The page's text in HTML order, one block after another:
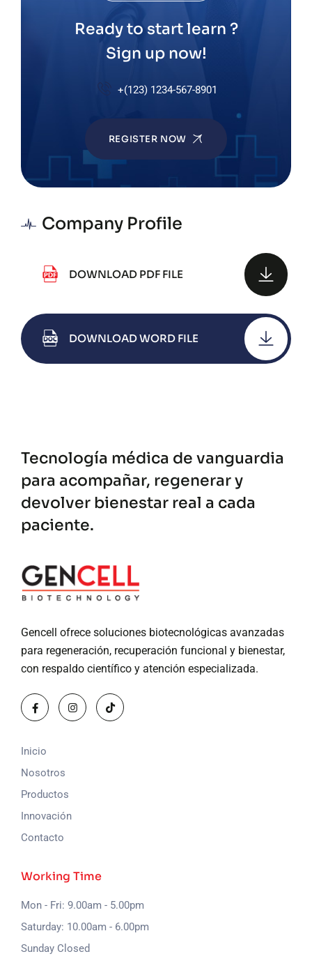
Ready to start learn ?
Sign up now!
+(123) 1234-567-8901
REGISTER NOW
Company Profile
DOWNLOAD PDF FILE
DOWNLOAD WORD FILE
Tecnología médica de vanguardia
para acompañar, regenerar y
devolver bienestar real a cada
paciente.
Gencell ofrece soluciones biotecnológicas avanzadas
para regeneración, recuperación funcional y bienestar,
con respaldo científico y atención especializada.
Inicio
Nosotros
Productos
Innovación
Contacto
Working Time
Mon - Fri: 9.00am - 5.00pm
Saturday: 10.00am - 6.00pm
Sunday Closed